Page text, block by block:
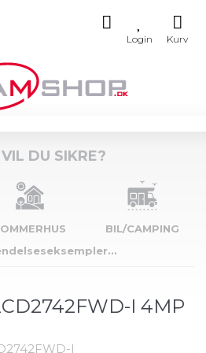
DU SIKRE?
BIL/CAMPING
I 4MP
I